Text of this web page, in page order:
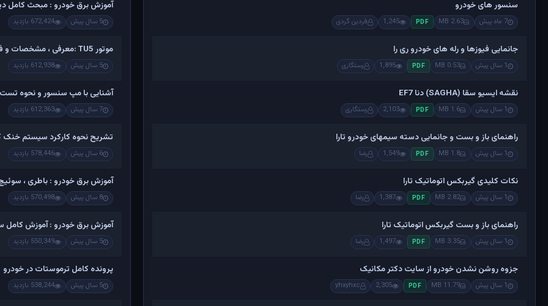
سنسور های خودرو
7 ماه پیش 2.63 MB
PDF
1,245 فردین گردی
جانمایی فیوزها و رله های خودرو ری را
1 سال پیش 0.53 MB
PDF
1,895 رستگاری
نقشه ایسیو سقا (SAGHA) دنا EF7
1 سال پیش 1.6 MB
PDF
2,103 رستگاری
راهنمای باز و بست و جانمایی دسته سیمهای خودرو تارا
1 سال پیش 1.8 MB
PDF
1,549 رضا
نکات کلیدی گیربکس اتوماتیک تارا
1 سال پیش 2.82 MB
PDF
1,387 رضا
راهنمای باز و بست گیربکس اتوماتیک تارا
1 سال پیش 3.35 MB
PDF
1,497 رضا
جزوه روشن نشدن خودرو از سایت دکتر مکانیک
1 سال پیش 11.79 MB
PDF
2,305
yhxyhxc
آموزش برق خودرو : مبحث کامل
5 سال پیش 672,424 بازدید
موتور TU5 :معرفی ، مشخصات و فیلم کامل تشریح اجزاء و باز کردن
5 سال پیش 612,938 بازدید
آشنایی با مپ سنسور و نحوه
7 سال پیش 612,363 بازدید
تشریح نحوه کارکرد سیستم خنک
6 سال پیش 578,446 بازدید
آموزش برق خودرو : باطری ، سوئیچ
8 سال پیش 570,498 بازدید
آموزش برق خودرو : آموزش کامل
5 سال پیش 550,349 بازدید
پرونده کامل ترموستات در خودرو
5 سال پیش 538,244 بازدید